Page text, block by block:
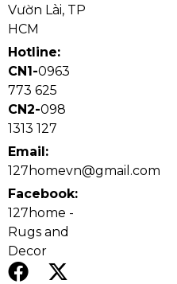
Vườn Lài, TP
HCM
Hotline:
CN1-0963
773 625
CN2-098
1313 127
Email:
127homevn@gmail.com
Facebook:
127home -
Rugs and
Decor